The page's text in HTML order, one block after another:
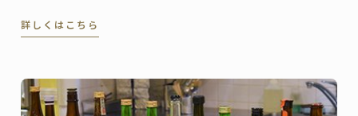
が、レストラン、製菓店、フードビジネスなどを開業
詳しくはこちら